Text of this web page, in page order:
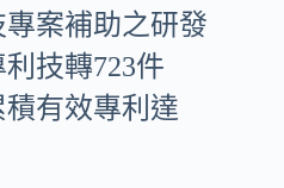
案補助之研發
技轉723件
積有效專利達